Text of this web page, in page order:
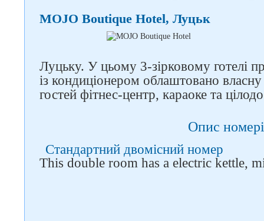
MOJO Boutique Hotel, Луцьк
Луцьку. У цьому 3-зірковому готелі
із кондиціонером облаштовано
гостей фітнес-центр, караоке та
Опис
Стандартний двомісний номер
This double room has a electric kettle,
Слідкуйте за нами в
соцмережах